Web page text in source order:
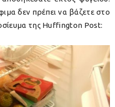
δεν πρέπει να βάζετε στο
της Huffington Post: